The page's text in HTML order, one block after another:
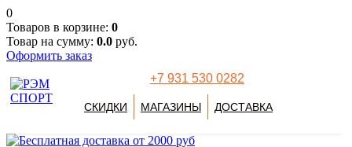
0
Товаров в корзине: 0
Товар на сумму: 0.0 руб.
Оформить заказ
+7 931 530 0282
СКИДКИ МАГАЗИНЫ ДОСТАВКА